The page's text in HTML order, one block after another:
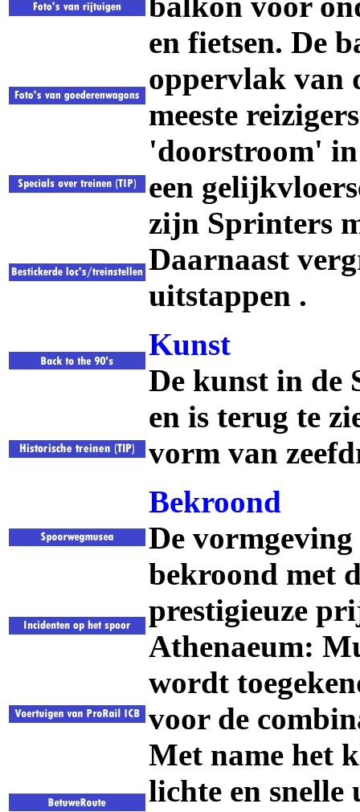
en fietsen. De
oppervlak van
meeste
'doorstroom'
een
zijn Sprinters
Daarnaast
uitstappen .
Kunst
De kunst in de
en is terug te
vorm van
Bekroond
De
bekroond met
prestigieuze
Athenaeum:
wordt
voor de
Met name het
lichte en snelle